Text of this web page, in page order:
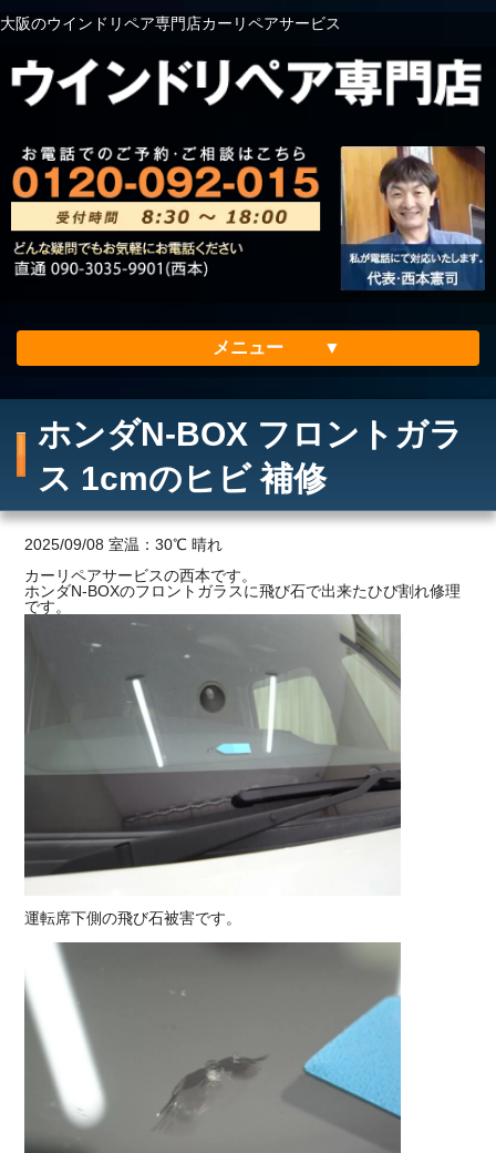
大阪のウインドリペア専門店カーリペアサービス
メニュー
会社案内
メリット
ご利用の流れ
価格
ホンダN-BOX フロントガラ
ス 1cmのヒビ 補修
2025/09/08 室温：30℃ 晴れ
カーリペアサービスの西本です。
ホンダN-BOXのフロントガラスに飛び石で出来たひび割れ修理
です。
運転席下側の飛び石被害です。